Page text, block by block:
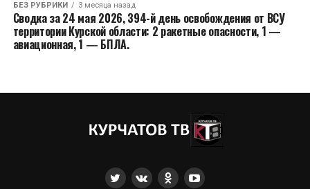
БЕЗ РУБРИКИ 3 месяца назад
Сводка за 24 мая 2026, 394-й день освобождения от ВСУ
территории Курской области: 2 ракетные опасности, 1 —
авиационная, 1 — БПЛА.